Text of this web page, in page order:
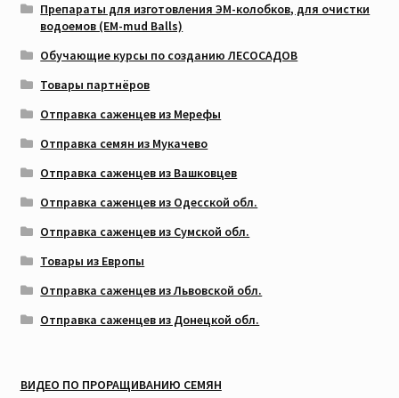
Препараты для изготовления ЭМ-колобков, для очистки
водоемов (EM-mud Balls)
Обучающие курсы по созданию ЛЕСОСАДОВ
Товары партнёров
Отправка саженцев из Мерефы
Отправка семян из Мукачево
Отправка саженцев из Вашковцев
Отправка саженцев из Одесской обл.
Отправка саженцев из Сумской обл.
Товары из Европы
Отправка саженцев из Львовской обл.
Отправка саженцев из Донецкой обл.
ВИДЕО ПО ПРОРАЩИВАНИЮ СЕМЯН